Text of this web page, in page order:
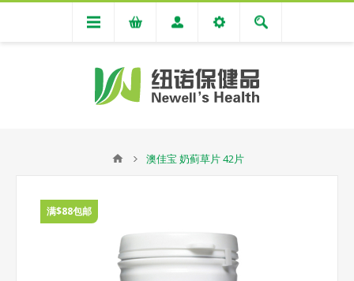
澳佳宝 奶蓟草片 42片
满$88包邮